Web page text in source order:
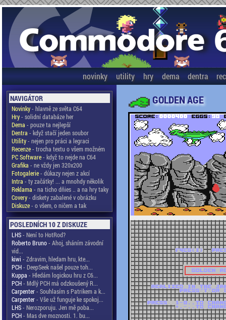
novinky utility hry dema dentra
NAVIGÁTOR
Novinky- hlavně ze světa C64
Hry- solidní databáze her
Dema - pouze ta nejlepší
Dentra - když stačí jeden soubor
Utility- nejen pro práci a legraci
Recenze- trocha textu o všem možném
PC Software- když to nejde na C64
Grafika - ne vždy jen 320x200
Fotogalerie- důkazy nejen z akcí
Intra - ty začátky! ... a mnohdy několik
Reklama - na ticho dňies .. a na hry taky
Covery- diskety zabalené v obrázku
Diskuze- o všem, o ničem a tak
POSLEDNÍCH 10 Z DISKUZE
LHS- Není to HotRod?
Roberto Bruno- Ahoj, sháním závodní
vid...
kiwi - Zdravim, hledam hru, kte...
PCH- DeepSeek našel pouze toh...
Kuppa - Hledám logickou hru z C6...
PCH- Mdlý PCH má odzkoušený R...
Carpenter- Souhlasím s Patrikem a k...
Carpenter- Vše už funguje ke spokoj...
LHS- Nerozporuju. Jen mě poba...
PCH- Mas dve moznosti. 1. bu...
GOLDEN AGE